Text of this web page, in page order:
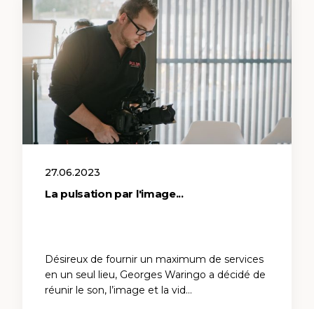
27.06.2023
La pulsation par l'image...
Désireux de fournir un maximum de services
en un seul lieu, Georges Waringo a décidé de
réunir le son, l’image et la vid…